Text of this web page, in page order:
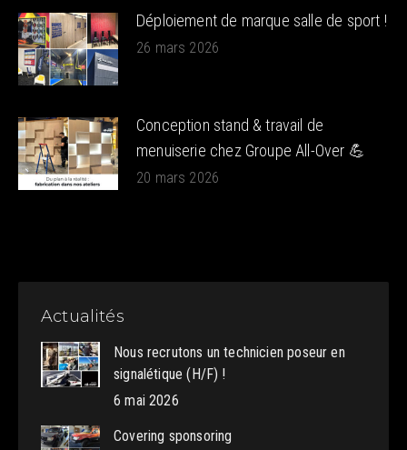
Déploiement de marque salle de sport !
26 mars 2026
Conception stand & travail de
menuiserie chez Groupe All-Over 💪
20 mars 2026
Actualités
Nous recrutons un technicien poseur en
signalétique (H/F) !
6 mai 2026
Covering sponsoring